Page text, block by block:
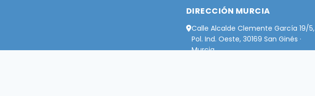
DIRECCIÓN MURCIA
Calle Alcalde Clemente García 19/5,
Pol. Ind. Oeste, 30169 San Ginés ·
Murcia